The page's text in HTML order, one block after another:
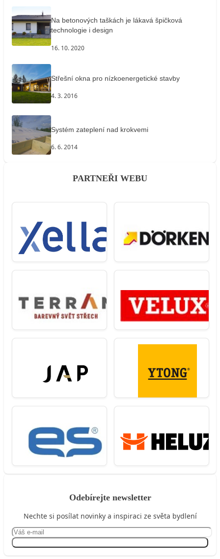
Na betonových taškách je lákavá špičková
technologie i design
16. 10. 2020
Střešní okna pro nízkoenergetické stavby
4. 3. 2016
Systém zateplení nad krokvemi
6. 6. 2014
PARTNEŘI WEBU
Odebírejte newsletter
Nechte si posílat novinky a inspiraci ze světa bydlení